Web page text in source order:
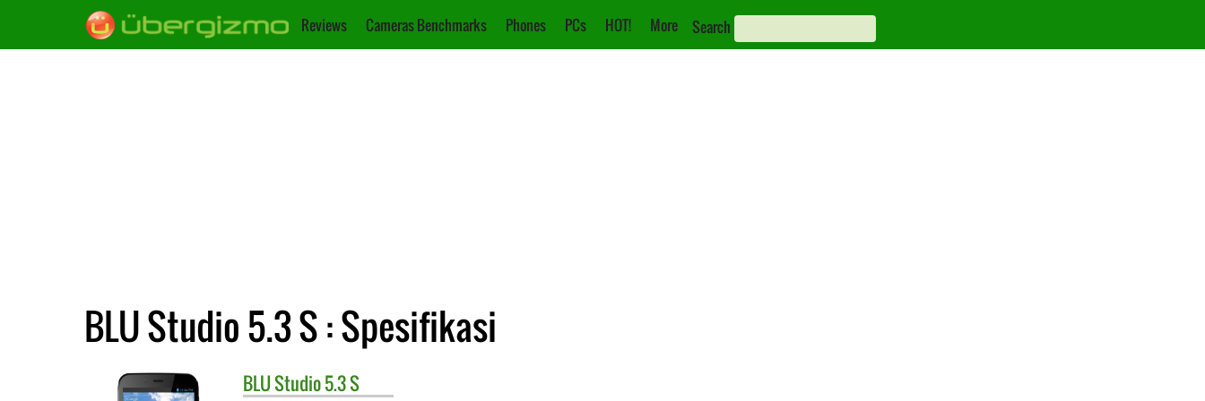
Reviews Cameras Benchmarks Phones PCs HOT! More Search
BLU Studio 5.3 S : Spesifikasi
BLUStudio 5.3 S